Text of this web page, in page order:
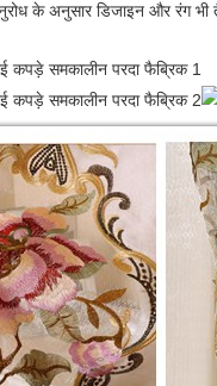
के अनुसार डिजाइन और रंग